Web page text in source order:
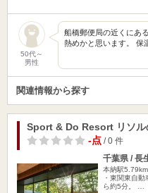
50代～
男性
船橋郵便局の近くにあ
熱めかと思います。 保
関連情報から探す
Sport & Do Resort リソル
-点/ 0 件
千葉県 / 長
本納駅5.79km
・東関東自
ら約5分。 …